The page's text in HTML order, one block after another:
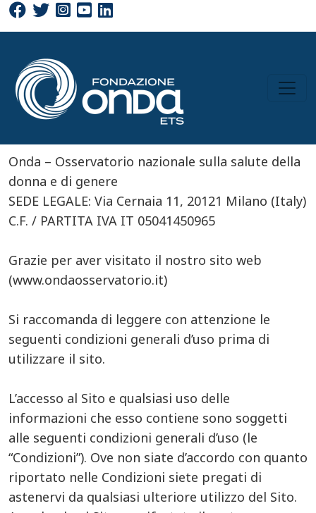
Salta al contenuto principale
Onda – Osservatorio nazionale sulla salute della
donna e di genere
SEDE LEGALE: Via Cernaia 11, 20121 Milano (Italy)
C.F. / PARTITA IVA IT 05041450965
Grazie per aver visitato il nostro sito web
(www.ondaosservatorio.it)
Si raccomanda di leggere con attenzione le
seguenti condizioni generali d’uso prima di
utilizzare il sito.
L’accesso al Sito e qualsiasi uso delle
informazioni che esso contiene sono soggetti
alle seguenti condizioni generali d’uso (le
“Condizioni”). Ove non siate d’accordo con quanto
riportato nelle Condizioni siete pregati di
astenervi da qualsiasi ulteriore utilizzo del Sito.